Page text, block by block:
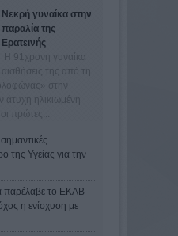
Νεκρή γυναίκα στην
παραλία της
Ερατεινής
Η 91χρονη γυναίκα
της από τη
στην
ηλικιωμένη
πρώτες...
της Υγείας για την
παρέλαβε το ΕΚΑΒ
η ενίσχυση με